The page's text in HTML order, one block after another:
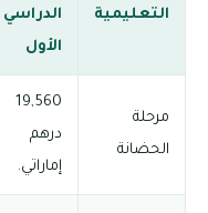
التعليمية
الدراسي
الأول
مرحلة
الحضانة
19,560
درهم
إماراتي.